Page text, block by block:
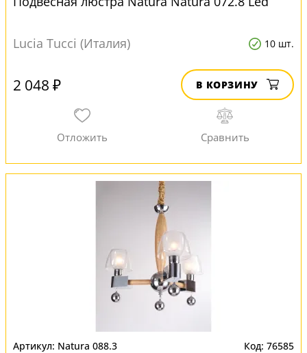
Lucia Tucci (Италия) 10 шт.
2 048 ₽ В КОРЗИНУ
Natura 088.3 76585